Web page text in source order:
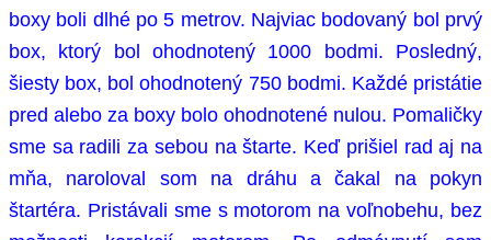
boxy boli dlhé po 5 metrov. Najviac bodovaný bol prvý
box, ktorý bol ohodnotený 1000 bodmi. Posledný,
šiesty box, bol ohodnotený 750 bodmi. Každé pristátie
pred alebo za boxy bolo ohodnotené nulou. Pomaličky
sme sa radili za sebou na štarte. Keď prišiel rad aj na
mňa, naroloval som na dráhu a čakal na pokyn
štartéra. Pristávali sme s motorom na voľnobehu, bez